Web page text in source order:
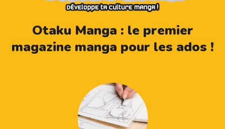
Otaku Manga : le premier
magazine manga pour les ados !